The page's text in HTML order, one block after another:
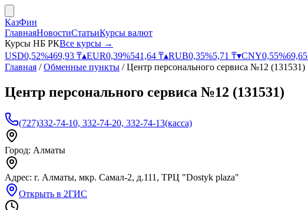
КазФин
ГлавнаяНовостиСтатьиКурсы валют
Курсы НБ РКВсе курсы →
USD0,52%469,93 ₸▴EUR0,39%541,64 ₸▴RUB0,35%5,71 ₸▾CNY0,55%69,65
Главная /Обменные пункты /Центр персонального сервиса №12 (131531)
Центр персонального сервиса №12 (131531)
(727)332-74-10, 332-74-20, 332-74-13(касса)
Город: Алматы
Адрес: г. Алматы, мкр. Самал-2, д.111, ТРЦ "Dostyk plaza"
Открыть в 2ГИС